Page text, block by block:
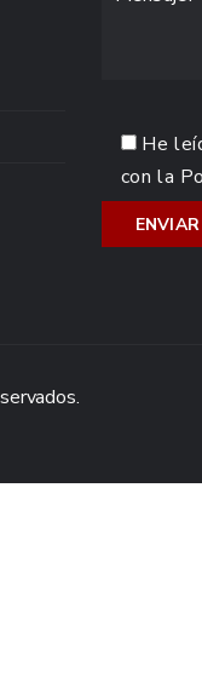
He
con la